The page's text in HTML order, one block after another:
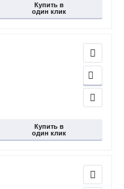
Купить в
один клик
Купить в
один клик